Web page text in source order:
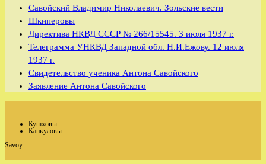
Савойский Владимир Николаевич. Зольские вести
Шкиперовы
Директива НКВД СССР № 266/15545. 3 июля 1937 г.
Телеграмма УНКВД Западной обл. Н.И.Ежову. 12 июля
1937 г.
Свидетельство ученика Антона Савойского
Заявление Антона Савойского
Кушховы
Канкуловы
Savoy